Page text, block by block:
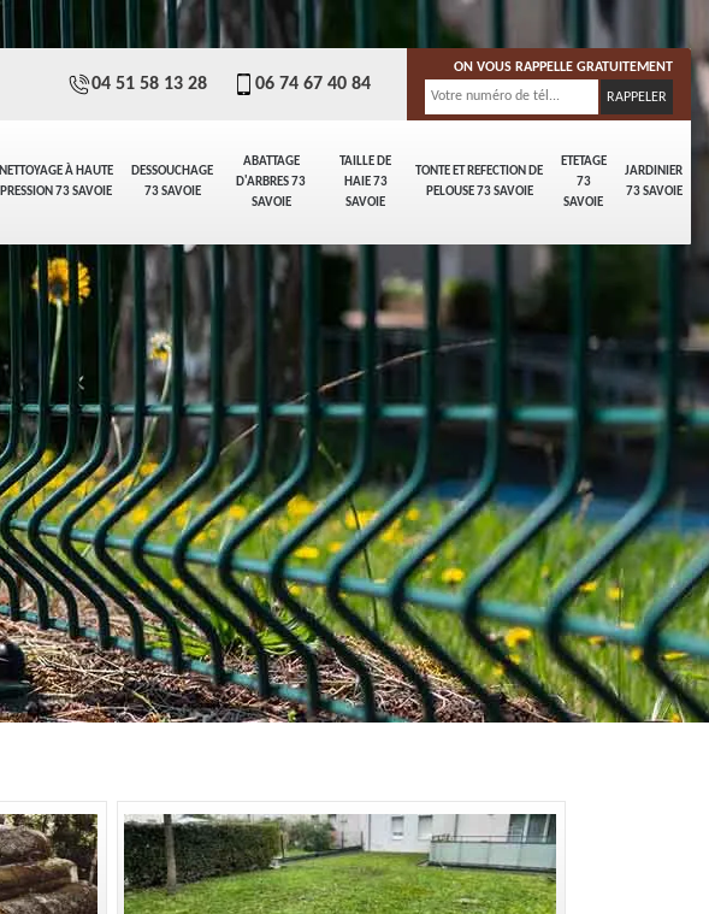
NETTOYAGE À HAUTE
PRESSION 73 SAVOIE
DESSOUCHAGE
73 SAVOIE
ABATTAGE
D'ARBRES 73
SAVOIE
TAILLE DE
HAIE 73
SAVOIE
TONTE ET REFECTION DE
PELOUSE 73 SAVOIE
ETETAGE
73
SAVOIE
JARDINIER
73 SAVOIE
04 51 58 13 28 06 74 67 40 84
ON VOUS RAPPELLE GRATUITEMENT